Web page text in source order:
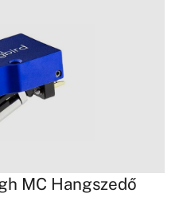
MC Hangszedő